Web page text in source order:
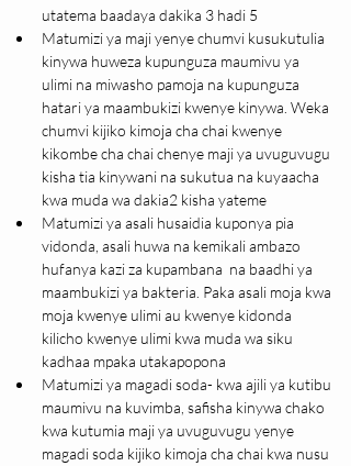
utatema baadaya dakika 3 hadi 5
Matumizi ya maji yenye chumvi kusukutulia
kinywa huweza kupunguza maumivu ya
ulimi na miwasho pamoja na kupunguza
hatari ya maambukizi kwenye kinywa. Weka
chumvi kijiko kimoja cha chai kwenye
kikombe cha chai chenye maji ya uvuguvugu
kisha tia kinywani na sukutua na kuyaacha
kwa muda wa dakia2 kisha yateme
Matumizi ya asali husaidia kuponya pia
vidonda, asali huwa na kemikali ambazo
hufanya kazi za kupambana  na baadhi ya
maambukizi ya bakteria. Paka asali moja kwa
moja kwenye ulimi au kwenye kidonda
kilicho kwenye ulimi kwa muda wa siku
kadhaa mpaka utakapopona
Matumizi ya magadi soda- kwa ajili ya kutibu
maumivu na kuvimba, safisha kinywa chako
kwa kutumia maji ya uvuguvugu yenye
magadi soda kijiko kimoja cha chai kwa nusu